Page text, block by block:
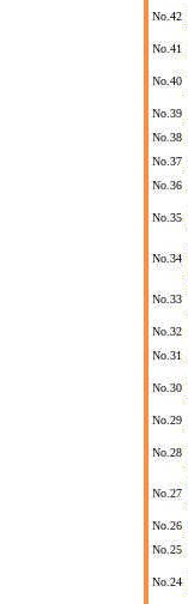
No.42
No.41
No.40
No.39
No.38
No.37
No.36
No.35
No.34
No.33
No.32
No.31
No.30
No.29
No.28
No.27
No.26
No.25
No.24